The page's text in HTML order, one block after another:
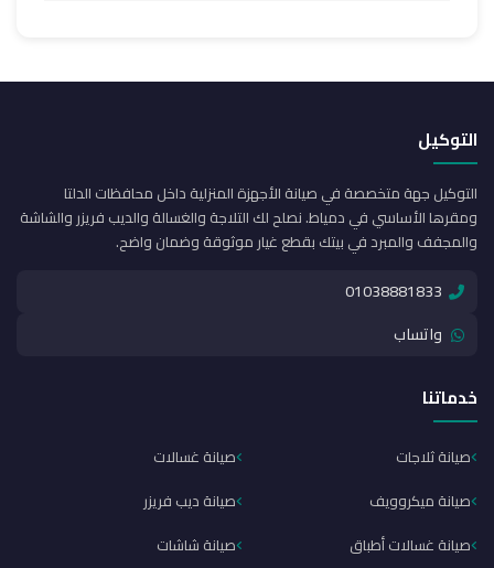
التوكيل
التوكيل جهة متخصصة في صيانة الأجهزة المنزلية داخل محافظات الدلتا
ومقرها الأساسي في دمياط. نصلح لك التلاجة والغسالة والديب فريزر والشاشة
والمجفف والمبرد في بيتك بقطع غيار موثوقة وضمان واضح.
01038881833
واتساب
خدماتنا
صيانة ثلاجات
صيانة غسالات
صيانة ميكروويف
صيانة ديب فريزر
صيانة غسالات أطباق
صيانة شاشات